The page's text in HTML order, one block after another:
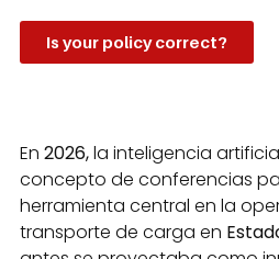
Is your policy correct?
En 2026,la inteligencia
concepto de conferencias
herramienta central en la
transporte de carga en